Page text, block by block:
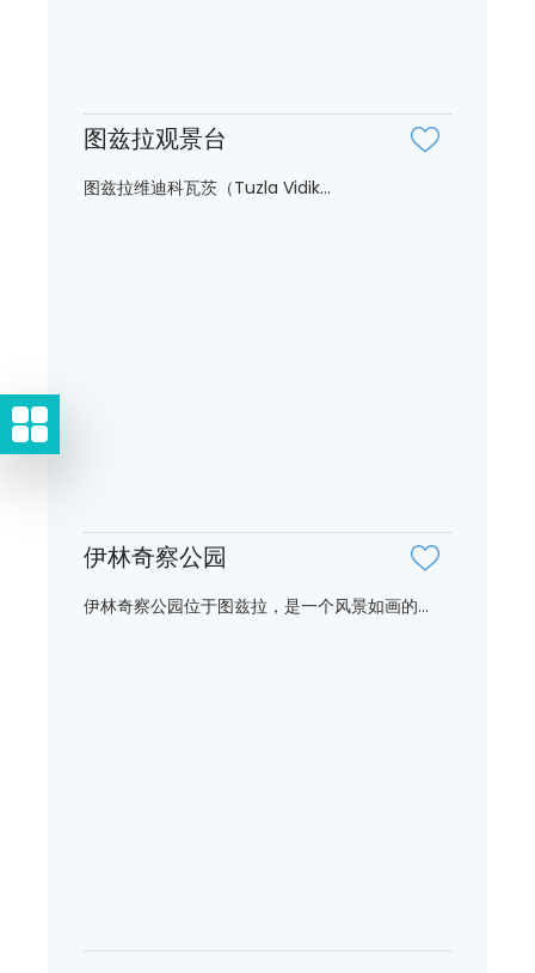
图兹拉观景台
图兹拉维迪科瓦茨（Tuzla Vidik...
伊林奇察公园
伊林奇察公园位于图兹拉，是一个风景如画的...